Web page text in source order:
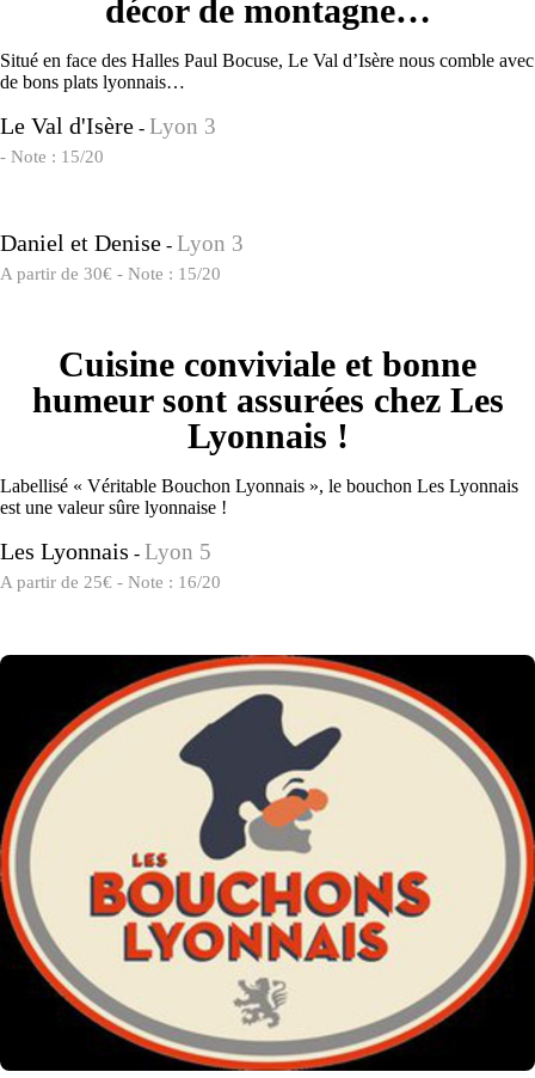
décor de montagne…
Situé en face des Halles Paul Bocuse, Le Val d’Isère nous comble avec
de bons plats lyonnais…
Le Val d'Isère - Lyon 3
- Note : 15/20
Daniel et Denise - Lyon 3
A partir de 30€ - Note : 15/20
Cuisine conviviale et bonne
humeur sont assurées chez Les
Lyonnais !
Labellisé « Véritable Bouchon Lyonnais », le bouchon Les Lyonnais
est une valeur sûre lyonnaise !
Les Lyonnais - Lyon 5
A partir de 25€ - Note : 16/20